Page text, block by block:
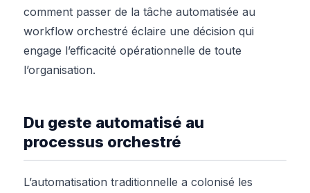
comment passer de la tâche automatisée au
workflow orchestré éclaire une décision qui
engage l’efficacité opérationnelle de toute
l’organisation.
Du geste automatisé au
processus orchestré
L’automatisation traditionnelle a colonisé les